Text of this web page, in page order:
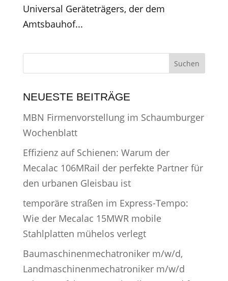
Universal Geräteträgers, der dem
Amtsbauhof...
NEUESTE BEITRÄGE
MBN Firmenvorstellung im Schaumburger
Wochenblatt
Effizienz auf Schienen: Warum der
Mecalac 106MRail der perfekte Partner für
den urbanen Gleisbau ist
temporäre straßen im Express-Tempo:
Wie der Mecalac 15MWR mobile
Stahlplatten mühelos verlegt
Baumaschinenmechatroniker m/w/d,
Landmaschinenmechatroniker m/w/d